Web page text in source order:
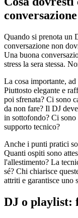
Quando si prenota un
conversazione non
Una buona
stress la sera stessa.
La cosa importante,
Piuttosto elegante e
poi sfrenata? Ci sono
da non fare? Il DJ
in sottofondo? Ci sono
supporto tecnico?
Anche i punti pratici
Quanti ospiti sono
l'allestimento? La
sé? Chi chiarisce
attriti e garantisce uno
DJ o playlist: